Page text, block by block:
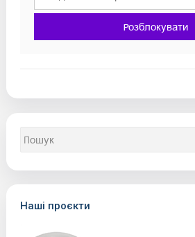
Розблокувати
Наші проєкти